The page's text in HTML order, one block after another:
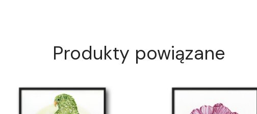
Produkty powiązane